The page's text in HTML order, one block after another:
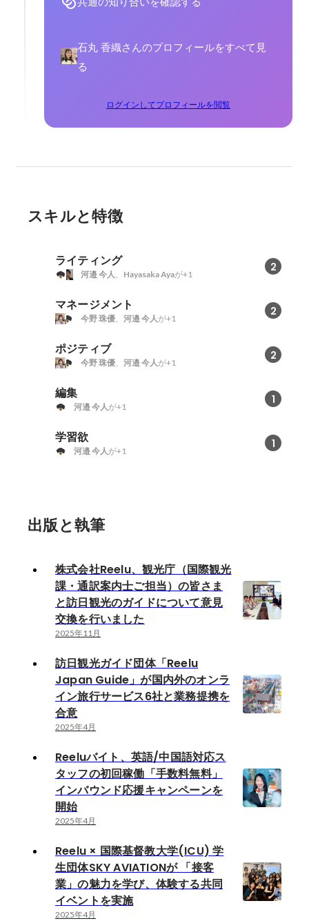
石丸 香織さんのプロフィールをすべて見
る
ログインしてプロフィールを閲覧
スキルと特徴
ライティング 2
河邉 今人、 Hayasaka Ayaが+1
マネージメント 2
今野 珠優、 河邉 今人が+1
ポジティブ 2
今野 珠優、 河邉 今人が+1
編集 1
河邉 今人が+1
学習欲 1
河邉 今人が+1
出版と執筆
株式会社Reelu、観光庁（国際観光
課・通訳案内士ご担当）の皆さま
と訪日観光のガイドについて意見
交換を行いました
2025年11月
訪日観光ガイド団体「Reelu
Japan Guide」が国内外のオンラ
イン旅行サービス6社と業務提携を
合意
2025年4月
Reeluバイト、英語/中国語対応ス
タッフの初回稼働「手数料無料」
インバウンド応援キャンペーンを
開始
2025年4月
Reelu × 国際基督教大学(ICU) 学
生団体SKY AVIATIONが 「接客
業」の魅力を学び、体験する共同
イベントを実施
2025年4月